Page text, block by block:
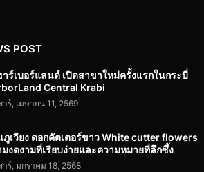
POST
าร์เบอร์แลนด์ เปิดสาขาใหม่ครั้งแรกในกระบี่
Central Krabi
าร์, เมษายน 11, 2569
ภูเวียง ดอกคัตเตอร์ขาว White cutter flowers
มงดงามที่เรียบง่ายและความหมายที่ลึกซึ้ง
าร์, มกราคม 18, 2568